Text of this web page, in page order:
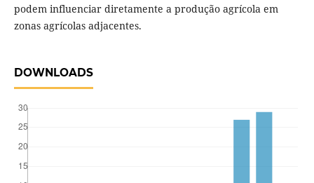
podem influenciar diretamente a produção agrícola em
zonas agrícolas adjacentes.
DOWNLOADS